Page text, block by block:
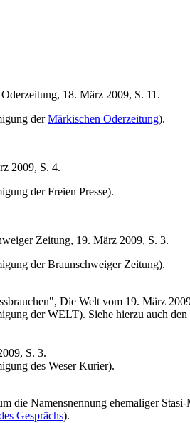
18. März 2009, S. 11.
derMärkischen Oderzeitung).
2009, S. 4.
der Freien Presse).
Zeitung, 19. März 2009, S. 3.
der Braunschweiger Zeitung).
Die Welt vom 19. März
der WELT). Siehe hierzu auch den
S. 3.
des Weser Kurier).
Namensnennung ehemaliger
Gesprächs).